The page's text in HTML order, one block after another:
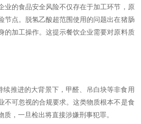
业的食品安全风险不仅存在于加工环节，原
节点。脱氢乙酸超范围使用的问题出在猪肠
的加工操作。这提示餐饮企业需要对原料质
续推进的大背景下，甲醛、吊白块等非食用
不可忽视的合规要求。这类物质根本不是食
质，一旦检出将直接涉嫌刑事犯罪。